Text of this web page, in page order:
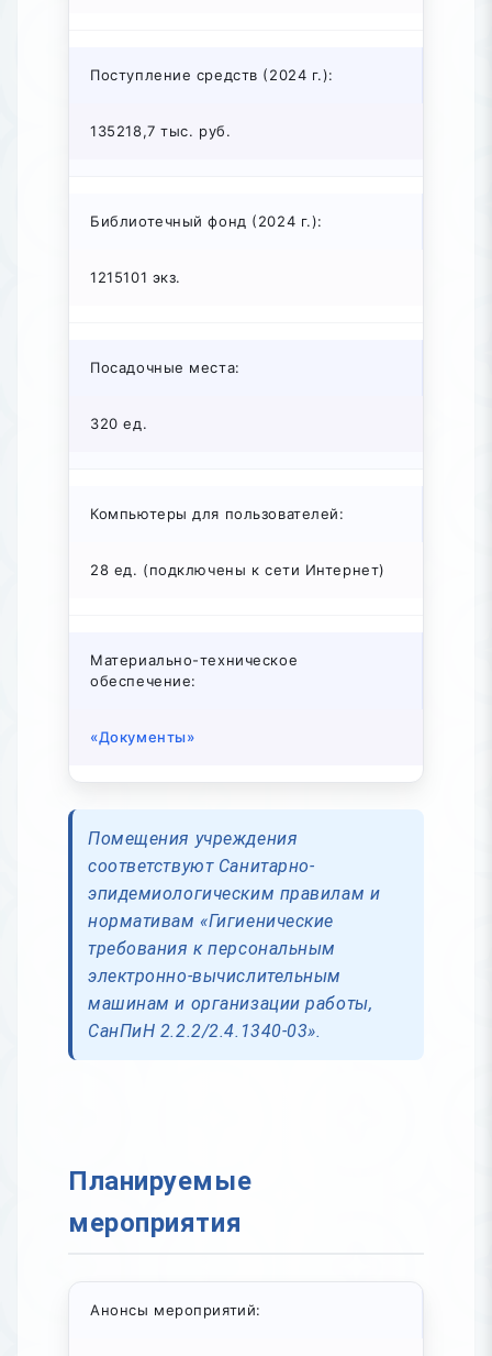
Поступление средств (2024 г.):
135218,7 тыс. руб.
Библиотечный фонд (2024 г.):
1215101 экз.
Посадочные места:
320 ед.
Компьютеры для пользователей:
28 ед. (подключены к сети Интернет)
Материально-техническое
обеспечение:
«Документы»
Помещения учреждения
соответствуют Санитарно-
эпидемиологическим правилам и
нормативам «Гигиенические
требования к персональным
электронно-вычислительным
машинам и организации работы,
СанПиН 2.2.2/2.4.1340-03».
Планируемые
мероприятия
Анонсы мероприятий: